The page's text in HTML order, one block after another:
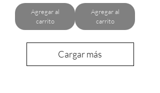
Agregar al
carrito
Agregar al
carrito
Cargar más